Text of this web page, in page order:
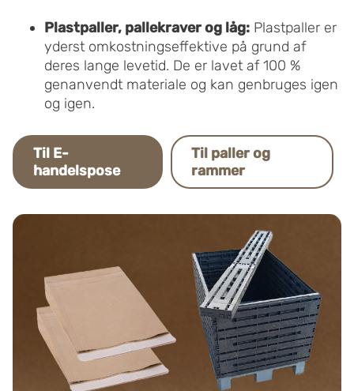
Plastpaller, pallekraver og låg: Plastpaller er
yderst omkostningseffektive på grund af
deres lange levetid. De er lavet af 100 %
genanvendt materiale og kan genbruges igen
og igen.
Til E-
handelspose
Til paller og
rammer